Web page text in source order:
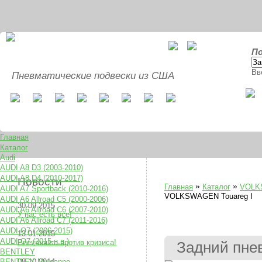
Пневматические подвески из США
Главная
Каталог
Audi
AUDI A8 D3 (2003-2010)
AUDI A8 D4 (2010-2017)
AUDI A7 Sportback (2010-2016)
AUDI A6 Allroad C5 (2000-2006)
AUDI A6 Allroad C6 (2007-2010)
AUDI A6 Allroad C7 (2011-2016)
AUDI Q7 (2006-2015)
AUDI Q7 (2015-н.в.)
BENTLEY
Новости
30.09.2015
У нас есть все!
13.01.2015
Pnevmousa против кризиса!
Главная » Каталог »
VOLKSWAGEN Touareg I
Задний